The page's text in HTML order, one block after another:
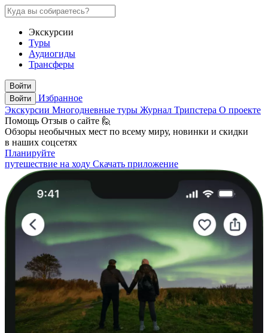
Экскурсии
Туры
Аудиогиды
Трансферы
Войти
Войти
Избранное
Экскурсии Многодневные туры Журнал Трипстера О проекте
Помощь Отзыв о сайте 🙋
Обзоры необычных мест по всему миру, новинки и скидки
в наших соцсетях
Планируйте
путешествие на ходу Скачать приложение